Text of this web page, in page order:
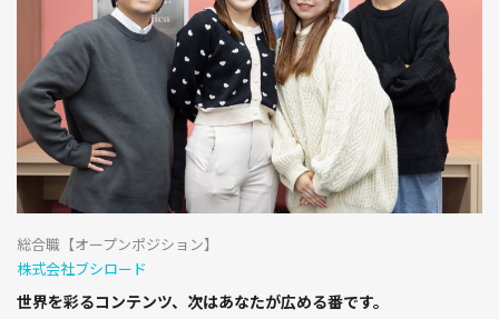
総合職【オープンポジション】
株式会社ブシロード
世界を彩るコンテンツ、次はあなたが広める番です。